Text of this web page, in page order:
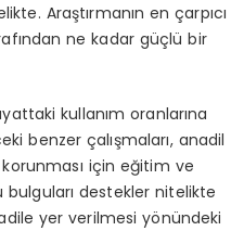
Araştırmanın en çarpıcı
ne kadar güçlü bir
kullanım oranlarına
benzer çalışmaları, anadil
için eğitim ve
bulguları destekler nitelikte
yer verilmesi yönündeki